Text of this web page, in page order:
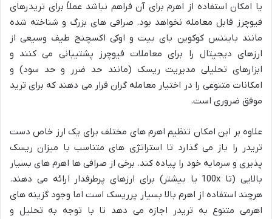
یا امکان استفاده از اهرم برای آن فراهم نباشد عملاً برای تریدرهای
فیوچرز قابل معامله نخواهد بود. صرافی های بزرگ و شناخته شده
مانند بایننس کوکوین بای بیت و اوکی اکسچنج طیف وسیعی از
ارزهای دیجیتال را برای معاملات فیوچرز پشتیبانی می کنند و
ابزارهای تحلیلی مدیریت ریسک (مانند حد ضرر و حد سود) و
امکانات متنوعی را در اختیار معامله گران قرار می دهند که برای ترید
موفق ضروری است.
علاوه بر این امکان تنظیم اهرم های مختلف برای یک ارز خاص دست
تریدر را باز می گذارد تا استراتژی های متناسب با میزان ریسک
پذیری و سرمایه خود را پیاده کند. برخی از صرافی ها اهرم های بسیار
بالایی (تا 100x یا بیشتر) برای ارزهای پرطرفدار ارائه می دهند.
هرچند استفاده از اهرم بالا بسیار پرریسک است اما وجود گزینه های
اهرمی متنوع به تریدر اجازه می دهد تا با توجه به تحلیل و